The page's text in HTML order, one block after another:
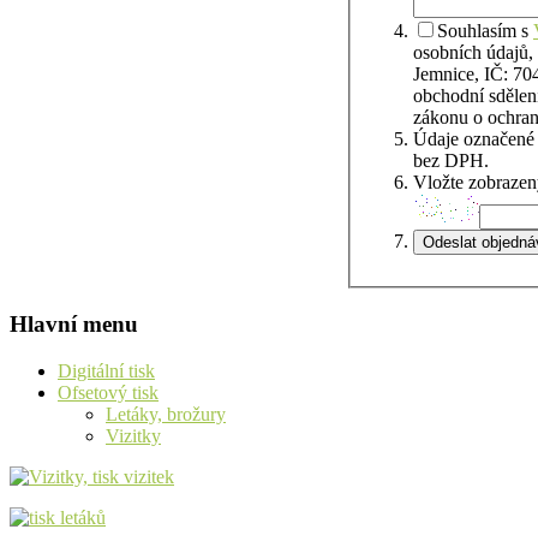
Souhlasím s
osobních
Jemnice, IČ:
obchodní
zákonu o
Údaje
bez DPH.
Vložte
Hlavní menu
Digitální tisk
Ofsetový tisk
Letáky, brožury
Vizitky